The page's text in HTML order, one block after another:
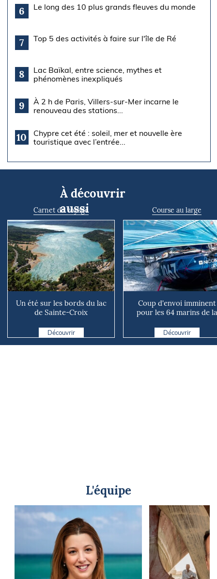
6 Le long des 10 plus grands fleuves du monde
7 Top 5 des activités à faire sur l'île de Ré
8
Lac Baïkal, entre science, mythes et
phénomènes inexpliqués
9
À 2 h de Paris, Villers-sur-Mer incarne le
renouveau des stations...
10
Chypre cet été : soleil, mer et nouvelle ère
touristique avec l’entrée...
À découvrir
aussi
Carnet de voyage
Un été sur les bords du lac
de Sainte-Croix
Découvrir
Course au large
Coup d'envoi imminent
pour les 64 marins de la
Découvrir
L'équipe